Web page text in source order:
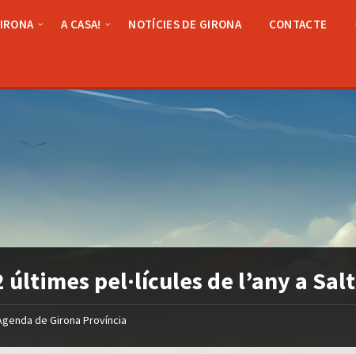
A CASA! NOTÍCIES DE GIRONA CONTACTE
últimes pel·lícules de l’any a Salt
de Girona Província